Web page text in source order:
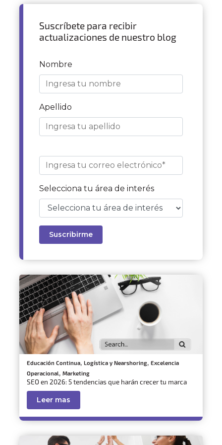
Suscríbete para recibir
actualizaciones de nuestro blog
Nombre
Apellido
Selecciona tu área de interés
Educación Continua, Logística y Nearshoring, Excelencia
Operacional, Marketing
SEO en 2026: 5 tendencias que harán crecer tu marca
Leer mas